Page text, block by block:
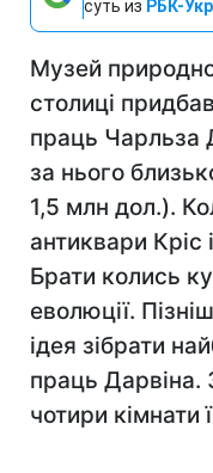
суть из РБК-
Музей
столиці
праць Чарльза
за нього
1,5 млн дол.).
антиквари
Брати колись
еволюції.
ідея зібрати
праць Дарвіна.
чотири кімнати